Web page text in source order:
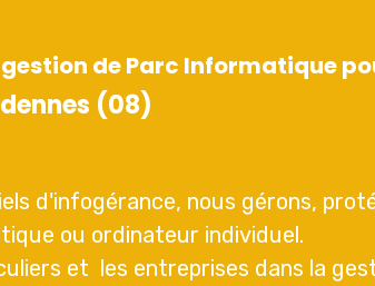
de Parc Informatique
(08)
d'infogérance, nous gérons,
ou ordinateur individuel.
et les entreprises dans la